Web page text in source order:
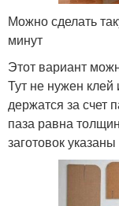
Можно сделать
минут
Этот вариант
Тут не нужен
держатся за счет
паза равна
заготовок